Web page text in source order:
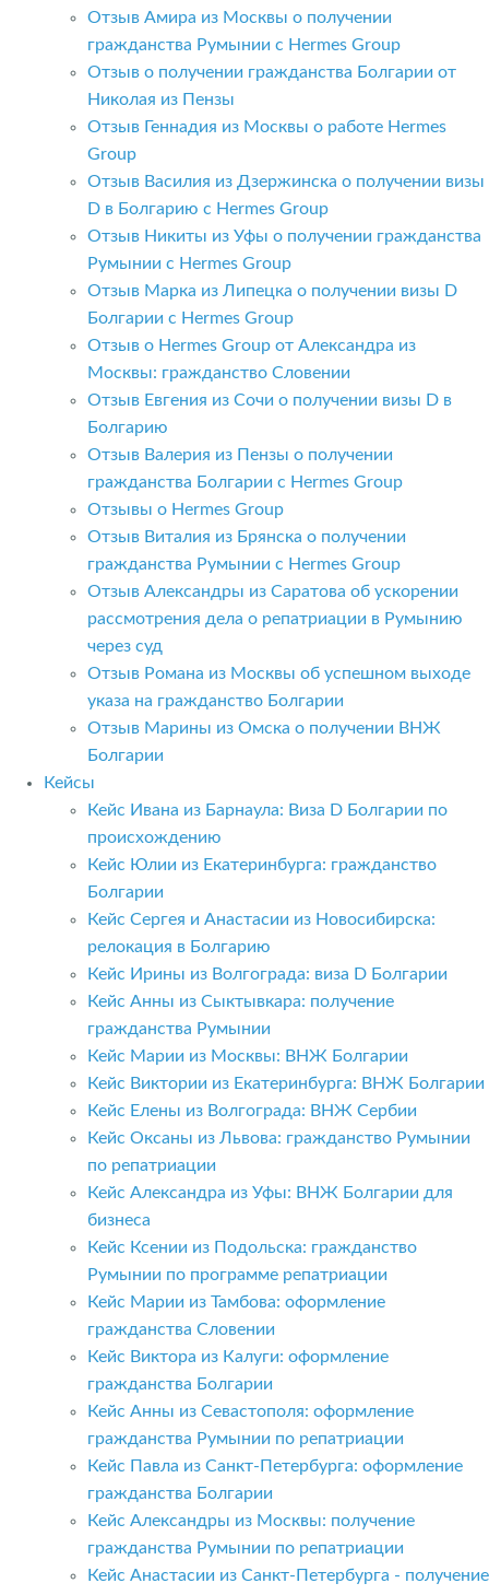
Отзыв Амира из Москвы о получении
гражданства Румынии с Hermes Group
Отзыв о получении гражданства Болгарии от
Николая из Пензы
Отзыв Геннадия из Москвы о работе Hermes
Group
Отзыв Василия из Дзержинска о получении визы
D в Болгарию с Hermes Group
Отзыв Никиты из Уфы о получении гражданства
Румынии с Hermes Group
Отзыв Марка из Липецка о получении визы D
Болгарии с Hermes Group
Отзыв о Hermes Group от Александра из
Москвы: гражданство Словении
Отзыв Евгения из Сочи о получении визы D в
Болгарию
Отзыв Валерия из Пензы о получении
гражданства Болгарии с Hermes Group
Отзывы о Hermes Group
Отзыв Виталия из Брянска о получении
гражданства Румынии с Hermes Group
Отзыв Александры из Саратова об ускорении
рассмотрения дела о репатриации в Румынию
через суд
Отзыв Романа из Москвы об успешном выходе
указа на гражданство Болгарии
Отзыв Марины из Омска о получении ВНЖ
Болгарии
Кейсы
Кейс Ивана из Барнаула: Виза D Болгарии по
происхождению
Кейс Юлии из Екатеринбурга: гражданство
Болгарии
Кейс Сергея и Анастасии из Новосибирска:
релокация в Болгарию
Кейс Ирины из Волгограда: виза D Болгарии
Кейс Анны из Сыктывкара: получение
гражданства Румынии
Кейс Марии из Москвы: ВНЖ Болгарии
Кейс Виктории из Екатеринбурга: ВНЖ Болгарии
Кейс Елены из Волгограда: ВНЖ Сербии
Кейс Оксаны из Львова: гражданство Румынии
по репатриации
Кейс Александра из Уфы: ВНЖ Болгарии для
бизнеса
Кейс Ксении из Подольска: гражданство
Румынии по программе репатриации
Кейс Марии из Тамбова: оформление
гражданства Словении
Кейс Виктора из Калуги: оформление
гражданства Болгарии
Кейс Анны из Севастополя: оформление
гражданства Румынии по репатриации
Кейс Павла из Санкт-Петербурга: оформление
гражданства Болгарии
Кейс Александры из Москвы: получение
гражданства Румынии по репатриации
Кейс Анастасии из Санкт-Петербурга - получение